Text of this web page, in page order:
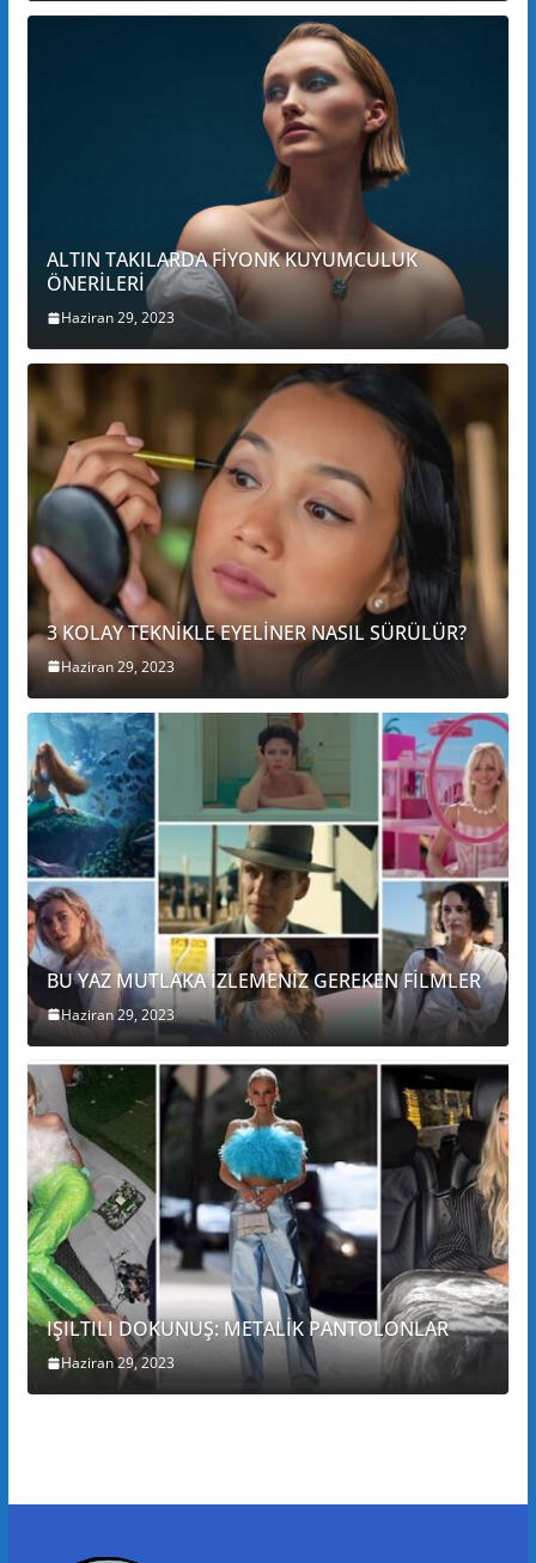
ALTIN TAKILARDA FİYONK KUYUMCULUK
ÖNERİLERİ
Haziran 29, 2023
3 KOLAY TEKNİKLE EYELİNER NASIL SÜRÜLÜR?
Haziran 29, 2023
BU YAZ MUTLAKA İZLEMENİZ GEREKEN FİLMLER
Haziran 29, 2023
IŞILTILI DOKUNUŞ: METALİK PANTOLONLAR
Haziran 29, 2023